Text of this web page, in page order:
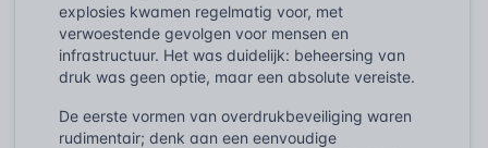
explosies kwamen regelmatig voor, met
verwoestende gevolgen voor mensen en
infrastructuur. Het was duidelijk: beheersing van
druk was geen optie, maar een absolute vereiste.
De eerste vormen van overdrukbeveiliging waren
rudimentair; denk aan een eenvoudige